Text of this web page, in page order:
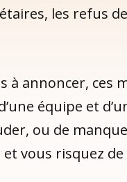
les refus
à annoncer, ces
équipe et
ou de
vous risquez